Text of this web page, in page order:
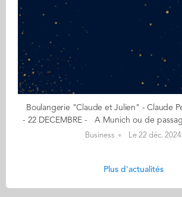
Boulangerie "Claude et Julien" - Claude
Business Le 22 déc. 2024
Plus d'actualités